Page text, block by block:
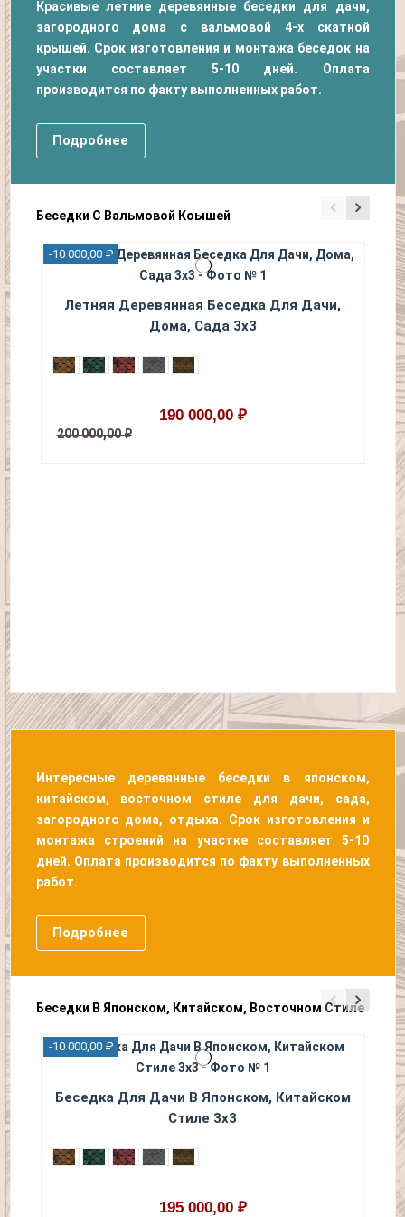
Красивые летние деревянные беседки для дачи,
загородного дома с вальмовой 4-х скатной
крышей. Срок изготовления и монтажа беседок на
участки составляет 5-10 дней. Оплата
производится по факту выполненных работ.
Подробнее
Беседки С Вальмовой Коышей
-10 000,00 ₽
Летняя Деревянная Беседка Для Дачи,
Дома, Сада 3х3
190 000,00 ₽
200 000,00 ₽
-
Интересные деревянные беседки в японском,
китайском, восточном стиле для дачи, сада,
загородного дома, отдыха. Срок изготовления и
монтажа строений на участке составляет 5-10
дней. Оплата производится по факту выполненных
работ.
Подробнее
Беседки В Японском, Китайском, Восточном Стиле
-10 000,00 ₽
Беседка Для Дачи В Японском, Китайском
Стиле 3х3
195 000,00 ₽
-